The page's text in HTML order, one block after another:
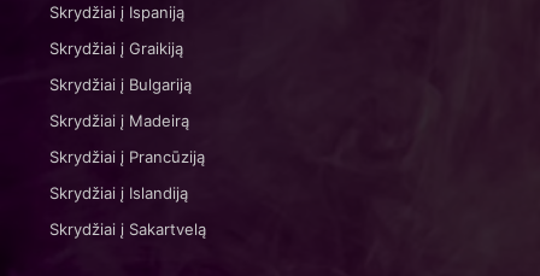
Skrydžiai į Ispaniją
Skrydžiai į Graikiją
Skrydžiai į Bulgariją
Skrydžiai į Madeirą
Skrydžiai į Prancūziją
Skrydžiai į Islandiją
Skrydžiai į Sakartvelą